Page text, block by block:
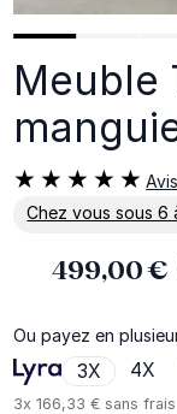
Meuble
Avis
Chez vous sous 6
En savoir plus sur
499,00 €
Ou payez en
3X 4X
3x166,33 € sans frais